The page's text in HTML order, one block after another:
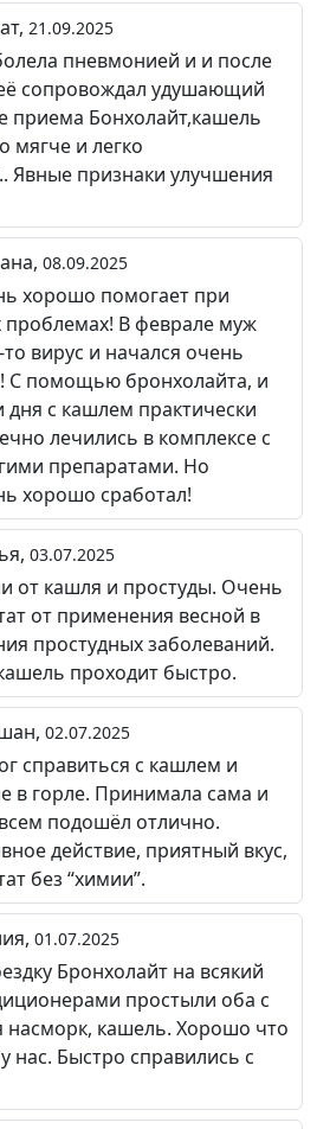
21.09.2025
пневмонией и и после
сопровождал удушающий
приема Бонхолайт,кашель
мягче и легко
Явные признаки улучшения
08.09.2025
хорошо помогает при
проблемах! В феврале муж
вирус и начался очень
С помощью бронхолайта, и
дня с кашлем практически
лечились в комплексе с
препаратами. Но
хорошо сработал!
03.07.2025
от кашля и простуды. Очень
от применения весной в
простудных заболеваний.
проходит быстро.
02.07.2025
справиться с кашлем и
в горле. Принимала сама и
подошёл отлично.
действие, приятный вкус,
без “химии”.
01.07.2025
Бронхолайт на всякий
простыли оба с
насморк, кашель. Хорошо что
нас. Быстро справились с